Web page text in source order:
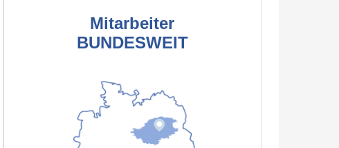
Mitarbeiter
BUNDESWEIT